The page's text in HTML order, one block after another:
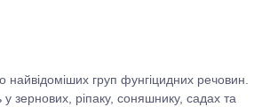
груп фунгіцидних речовин.
у зернових, ріпаку, соняшнику, садах та